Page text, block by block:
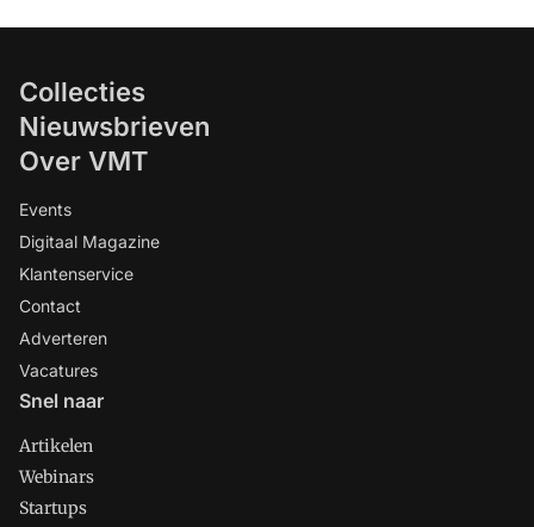
Collecties
Nieuwsbrieven
Over VMT
Events
Digitaal Magazine
Klantenservice
Contact
Adverteren
Vacatures
Snel naar
Artikelen
Webinars
Startups